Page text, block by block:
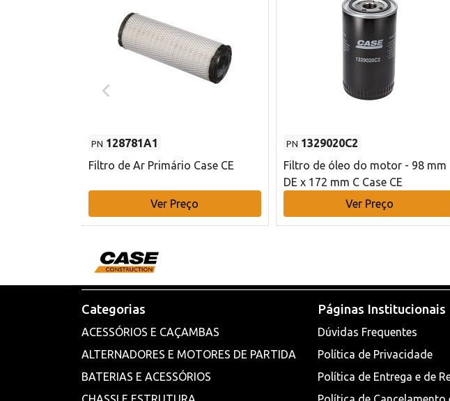
PN 128781A1
Filtro de Ar Primário Case CE
Ver Preço
PN 1329020C2
Filtro de óleo do motor - 98 mm
DE x 172 mm C Case CE
Ver Preço
Categorias
ACESSÓRIOS E CAÇAMBAS
ALTERNADORES E MOTORES DE PARTIDA
BATERIAS E ACESSÓRIOS
Páginas Institucionais
Dúvidas Frequentes
Política de Privacidade
Política de Entrega e de